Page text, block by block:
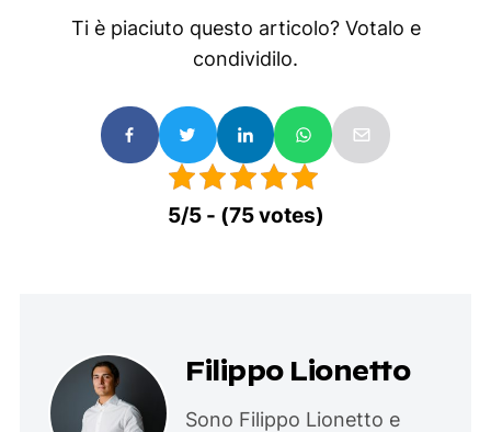
Ti è piaciuto questo articolo? Votalo e
condividilo.
5/5 - (75 votes)
Filippo Lionetto
Sono Filippo Lionetto e